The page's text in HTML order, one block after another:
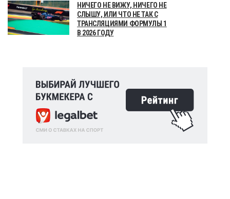
НИЧЕГО НЕ ВИЖУ, НИЧЕГО НЕ
СЛЫШУ, ИЛИ ЧТО НЕ ТАК С
ТРАНСЛЯЦИЯМИ ФОРМУЛЫ 1
В 2026 ГОДУ